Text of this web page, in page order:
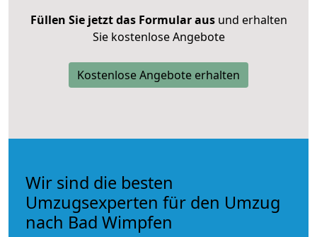
Füllen Sie jetzt das Formular ausund erhalten
Sie kostenlose Angebote
Kostenlose Angebote erhalten
Wir sind die besten
Umzugsexperten für den Umzug
nach Bad Wimpfen